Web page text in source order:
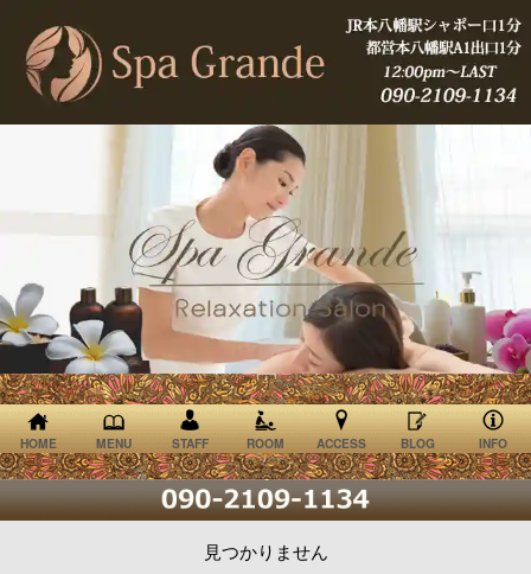
HOME MENU STAFF ROOM ACCESS BLOG INFO
見つかりません